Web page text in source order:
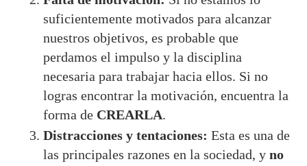
suficientemente motivados para alcanzar
nuestros objetivos, es probable que
perdamos el impulso y la disciplina
necesaria para trabajar hacia ellos. Si no
logras encontrar la motivación, encuentra la
forma de CREARLA.
Distracciones y tentaciones: Esta es una de
las principales razones en la sociedad, y no